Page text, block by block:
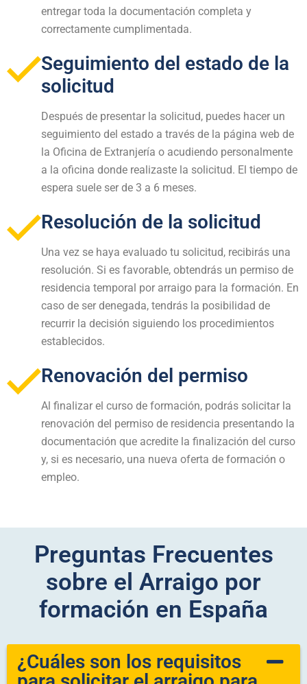
entregar toda la documentación completa y
correctamente cumplimentada.
Seguimiento del estado de la
solicitud
Después de presentar la solicitud, puedes hacer un
seguimiento del estado a través de la página web de
la Oficina de Extranjería o acudiendo personalmente
a la oficina donde realizaste la solicitud. El tiempo de
espera suele ser de 3 a 6 meses.
Resolución de la solicitud
Una vez se haya evaluado tu solicitud, recibirás una
resolución. Si es favorable, obtendrás un permiso de
residencia temporal por arraigo para la formación. En
caso de ser denegada, tendrás la posibilidad de
recurrir la decisión siguiendo los procedimientos
establecidos.
Renovación del permiso
Al finalizar el curso de formación, podrás solicitar la
renovación del permiso de residencia presentando la
documentación que acredite la finalización del curso
y, si es necesario, una nueva oferta de formación o
empleo.
Preguntas Frecuentes
sobre el Arraigo por
formación en España
¿Cuáles son los requisitos